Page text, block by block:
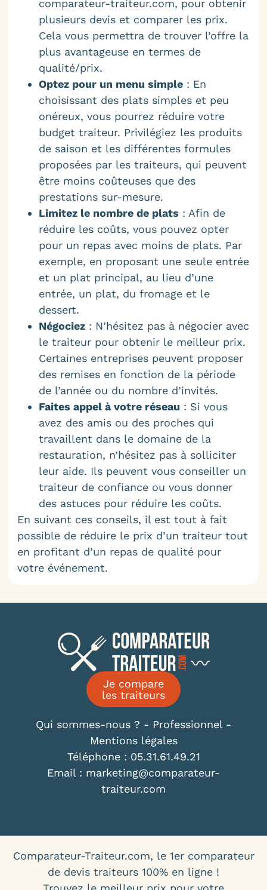
comparateur-traiteur.com, pour obtenir
plusieurs devis et comparer les prix.
Cela vous permettra de trouver l’offre la
plus avantageuse en termes de
qualité/prix.
Optez pour un menu simple: En
choisissant des plats simples et peu
onéreux, vous pourrez réduire votre
budget traiteur. Privilégiez les produits
de saison et les différentes formules
proposées par les traiteurs, qui peuvent
être moins coûteuses que des
prestations sur-mesure.
Limitez le nombre de plats : Afin de
réduire les coûts, vous pouvez opter
pour un repas avec moins de plats. Par
exemple, en proposant une seule entrée
et un plat principal, au lieu d’une
entrée, un plat, du fromage et le
dessert.
Négociez: N’hésitez pas à négocier avec
le traiteur pour obtenir le meilleur prix.
Certaines entreprises peuvent proposer
des remises en fonction de la période
de l’année ou du nombre d’invités.
Faites appel à votre réseau : Si vous
avez des amis ou des proches qui
travaillent dans le domaine de la
restauration, n’hésitez pas à solliciter
leur aide. Ils peuvent vous conseiller un
traiteur de confiance ou vous donner
des astuces pour réduire les coûts.
En suivant ces conseils, il est tout à fait
possible de réduire le prix d’un traiteur tout
en profitant d’un repas de qualité pour
votre événement.
Je compare
les traiteurs
Qui sommes-nous ? - Professionnel -
Mentions légales
Téléphone : 05.31.61.49.21
Email : marketing@comparateur-
traiteur.com
Comparateur-Traiteur.com, le 1er comparateur
de devis traiteurs 100% en ligne !